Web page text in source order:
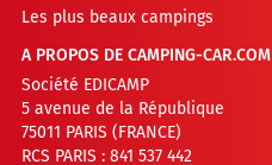
Les plus beaux campings
A PROPOS DE CAMPING-CAR.COM
Société EDICAMP
5 avenue de la République
75011 PARIS (FRANCE)
RCS PARIS : 841 537 442